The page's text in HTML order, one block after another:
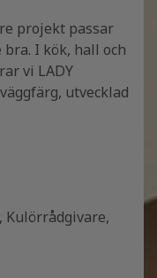
projekt passar
bra. I kök, hall och
vi LADY
utvecklad
, Kulörrådgivare,